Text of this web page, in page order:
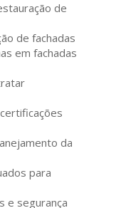
de
de fachadas
em fachadas
da
para
e segurança